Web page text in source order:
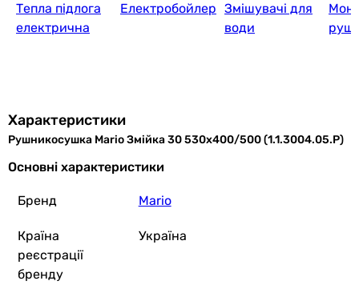
Тепла підлога
електрична
Електробойлери Змішувачі для
води
Характеристики
Рушникосушка Mario Змійка 30 530х400/500 (1.1.3004.05.P)
Основні характеристики
Бренд Mario
Країна
реєстрації
бренду
Україна